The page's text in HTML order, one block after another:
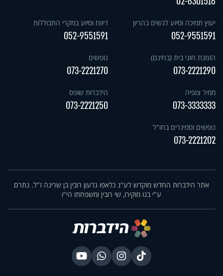
יעוץ תמיכה וסיוע לנשים בהריון
052-9551591
דיווח וסיוע במקרי התבוללות
052-9551591
הזמנת חוגי בית (בחינם)
073-2221290
נופשים
073-2221270
ממיר צופיה
073-3333333
הידברות שופס
073-2221250
נופשים וסמינרים בחו"ל
073-2221202
אתר הידברות החדש מוקדש לע"נ כלאפו גדעון רובין בן שרינה ז"ל. נתרם
ע"י בנו מוקירו, שי רובין ומשפחתו הי"ו